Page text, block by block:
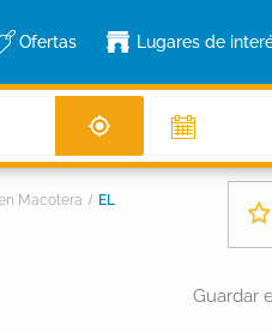
Ofertas Lugares de
Macotera
EL
Guardar